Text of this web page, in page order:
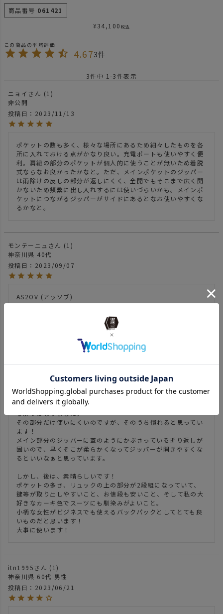
商品番号 061421
¥34,100 税込
4.673
3件中 1 -3件表示
ニョイ
1
非公開
投稿日
2023/11/13
ポケットの数も多く、様々な場所にあるため細々したものを各
所に入れておける点がかなり良い。充電ポートも使いやすく便
利。肩紐の部分のポケットが個人的に使うことが無いため着脱
式ならなお良かったかなと。ただ、メインポケットのジッパー
は雨除けの反しの部分が返しにくく、全開でもそこまで広く開
かないため頻繁に出し入れするには使いづらいかも。メインポ
ケットにつながるジッパーがサイドにあるとなお使いやすくな
るかなと。
モンテーニュ
1
神奈川県 40代
投稿日
2023/09/07
AS2OV (アッソブ)
ビジネスリュック ビジネスバッグ バックパック WATER
PROOF CORDURA 305D 2WAY BAG Sサイズ 141608
前のリュックのジッパーが疲労して折れたので、こちらの商品
に買い換えました。4年間ぐらい、もう毎日のように使ってい
も充実していて素晴らしい👍
しかし、前のリュックに比べてPCが取り出しにくい🥲
メイン部分の拡張のためのテープが、サイドのジッパーと重な
っているので、パソコンを取り出すのに、前よりも一手間かか
るようになりました。
その部分だけ使いにくいのですが、そのうち慣れると思ってい
ます！
メイン部分のジッパーに蓋のようにかぶさっている折り返しが
固いので、早くそこが柔らかくなってジッパーが開きやすくな
るといいなぁと思っています。
しかし、後は、素晴らしいです！
ポケットの多さ、リュックの上の部分が2段組になっていて、
鍵等が取り出しやすいこと、お値段も安いこと、そして私の大
好きなカーキ色でスーツにも馴染みがよいこと。
小柄な女性がビジネスでも使えるバックパックとしてとても良
いものだと思います！
大事に使います！
itn1995
1
神奈川県 60代 男性
投稿日
2023/06/21